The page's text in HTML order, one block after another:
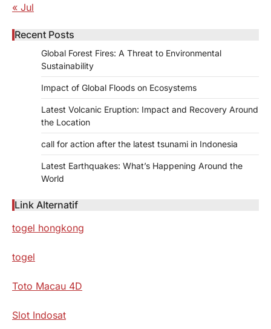
« Jul
Recent Posts
Global Forest Fires: A Threat to Environmental
Sustainability
Impact of Global Floods on Ecosystems
Latest Volcanic Eruption: Impact and Recovery Around
the Location
call for action after the latest tsunami in Indonesia
Latest Earthquakes: What’s Happening Around the
World
Link Alternatif
togel hongkong
togel
Toto Macau 4D
Slot Indosat